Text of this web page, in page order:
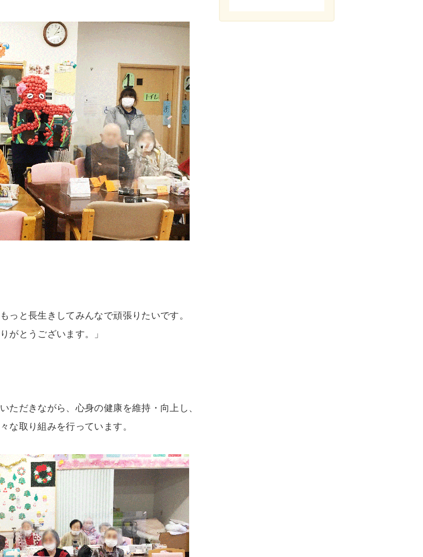
っと長生きしてみんなで頑張りたいです。
がとうございます。」
ただきながら、心身の健康を維持・向上し、
な取り組みを行っています。